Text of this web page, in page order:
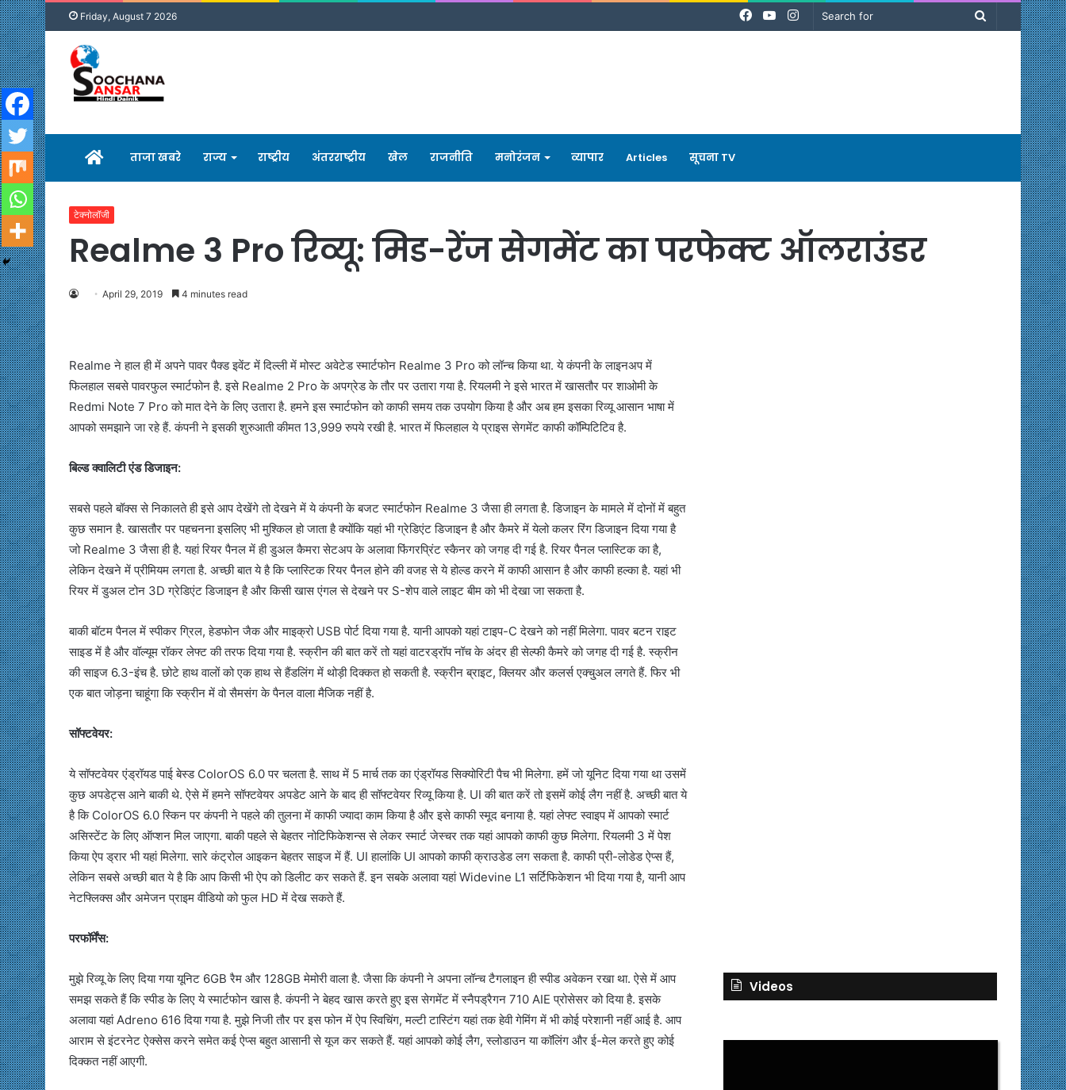
Friday, August 7 2026
Search
Instagram
YouTube
Facebook
होम ताजा खबरे राज्य राष्ट्रीय अंतरराष्ट्रीय खेल राजनीति मनोरंजन व्यापार Articles सूचना TV
टेक्नोलॉजी
Realme 3 Pro रिव्यू: मिड-रेंज सेगमेंट का परफेक्ट ऑलराउंडर
April 29, 2019 4 minutes read
Realme ने हाल ही में अपने पावर पैक्ड इवेंट में दिल्ली में मोस्ट अवेटेड स्मार्टफोन Realme 3 Pro को लॉन्च किया था. ये कंपनी के लाइनअप में
फिलहाल सबसे पावरफुल स्मार्टफोन है. इसे Realme 2 Pro के अपग्रेड के तौर पर उतारा गया है. रियलमी ने इसे भारत में खासतौर पर शाओमी के
Redmi Note 7 Pro को मात देने के लिए उतारा है. हमने इस स्मार्टफोन को काफी समय तक उपयोग किया है और अब हम इसका रिव्यू आसान भाषा में
आपको समझाने जा रहे हैं. कंपनी ने इसकी शुरुआती कीमत 13,999 रुपये रखी है. भारत में फिलहाल ये प्राइस सेगमेंट काफी कॉम्पिटिटिव है.
बिल्ड क्वालिटी एंड डिजाइन:
सबसे पहले बॉक्स से निकालते ही इसे आप देखेंगे तो देखने में ये कंपनी के बजट स्मार्टफोन Realme 3 जैसा ही लगता है. डिजाइन के मामले में दोनों में बहुत
कुछ समान है. खासतौर पर पहचनना इसलिए भी मुश्किल हो जाता है क्योंकि यहां भी ग्रेडिएंट डिजाइन है और कैमरे में येलो कलर रिंग डिजाइन दिया गया है
जो Realme 3 जैसा ही है. यहां रियर पैनल में ही डुअल कैमरा सेटअप के अलावा फिंगरप्रिंट स्कैनर को जगह दी गई है. रियर पैनल प्लास्टिक का है,
लेकिन देखने में प्रीमियम लगता है. अच्छी बात ये है कि प्लास्टिक रियर पैनल होने की वजह से ये होल्ड करने में काफी आसान है और काफी हल्का है. यहां भी
रियर में डुअल टोन 3D ग्रेडिएंट डिजाइन है और किसी खास एंगल से देखने पर S-शेप वाले लाइट बीम को भी देखा जा सकता है.
बाकी बॉटम पैनल में स्पीकर ग्रिल, हेडफोन जैक और माइक्रो USB पोर्ट दिया गया है. यानी आपको यहां टाइप-C देखने को नहीं मिलेगा. पावर बटन राइट
साइड में है और वॉल्यूम रॉकर लेफ्ट की तरफ दिया गया है. स्क्रीन की बात करें तो यहां वाटरड्रॉप नॉच के अंदर ही सेल्फी कैमरे को जगह दी गई है. स्क्रीन
की साइज 6.3-इंच है. छोटे हाथ वालों को एक हाथ से हैंडलिंग में थोड़ी दिक्कत हो सकती है. स्क्रीन ब्राइट, क्लियर और कलर्स एक्चु्अल लगते हैं. फिर भी
एक बात जोड़ना चाहूंगा कि स्क्रीन में वो सैमसंग के पैनल वाला मैजिक नहीं है.
सॉफ्टवेयर:
ये सॉफ्टवेयर एंड्रॉयड पाई बेस्ड ColorOS 6.0 पर चलता है. साथ में 5 मार्च तक का एंड्रॉयड सिक्योरिटी पैच भी मिलेगा. हमें जो यूनिट दिया गया था उसमें
कुछ अपडेट्स आने बाकी थे. ऐसे में हमने सॉफ्टवेयर अपडेट आने के बाद ही सॉफ्टवेयर रिव्यू किया है. UI की बात करें तो इसमें कोई लैग नहीं है. अच्छी बात ये
है कि ColorOS 6.0 स्किन पर कंपनी ने पहले की तुलना में काफी ज्यादा काम किया है और इसे काफी स्मूद बनाया है. यहां लेफ्ट स्वाइप में आपको स्मार्ट
असिस्टेंट के लिए ऑप्शन मिल जाएगा. बाकी पहले से बेहतर नोटिफिकेशन्स से लेकर स्मार्ट जेस्चर तक यहां आपको काफी कुछ मिलेगा. रियलमी 3 में पेश
किया ऐप ड्रार भी यहां मिलेगा. सारे कंट्रोल आइकन बेहतर साइज में हैं. UI हालांकि UI आपको काफी क्राउडेड लग सकता है. काफी प्री-लोडेड ऐप्स हैं,
लेकिन सबसे अच्छी बात ये है कि आप किसी भी ऐप को डिलीट कर सकते हैं. इन सबके अलावा यहां Widevine L1 सर्टिफिकेशन भी दिया गया है, यानी आप
नेटफ्लिक्स और अमेजन प्राइम वीडियो को फुल HD में देख सकते हैं.
परफॉर्मेंस:
मुझे रिव्यू के लिए दिया गया यूनिट 6GB रैम और 128GB मेमोरी वाला है. जैसा कि कंपनी ने अपना लॉन्च टैगलाइन ही स्पीड अवेकन रखा था. ऐसे में आप
समझ सकते हैं कि स्पीड के लिए ये स्मार्टफोन खास है. कंपनी ने बेहद खास करते हुए इस सेगमेंट में स्नैपड्रैगन 710 AIE प्रोसेसर को दिया है. इसके
अलावा यहां Adreno 616 दिया गया है. मुझे निजी तौर पर इस फोन में ऐप स्विचिंग, मल्टी टास्टिंग यहां तक हेवी गेमिंग में भी कोई परेशानी नहीं आई है. आप
आराम से इंटरनेट ऐक्सेस करने समेत कई ऐप्स बहुत आसानी से यूज कर सकते हैं. यहां आपको कोई लैग, स्लोडाउन या कॉलिंग और ई-मेल करते हुए कोई
दिक्कत नहीं आएगी.
Videos